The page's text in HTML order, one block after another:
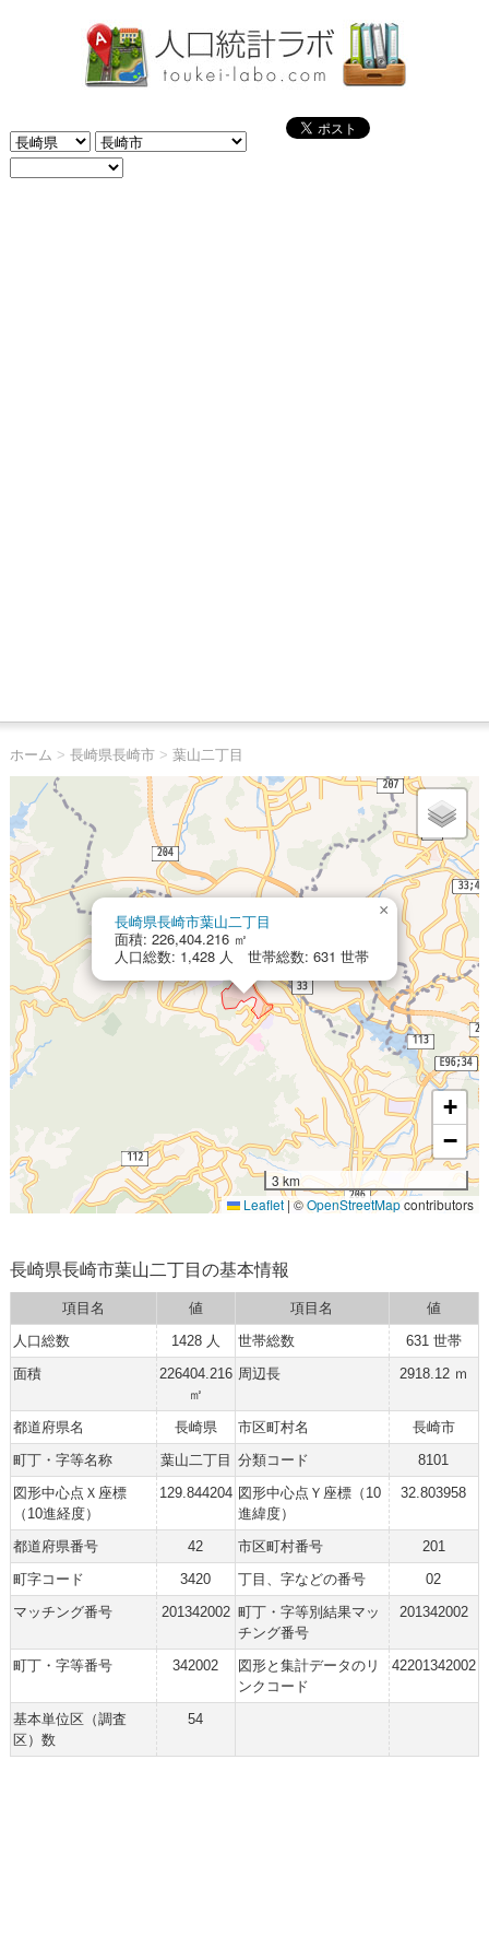
ホーム > 長崎県長崎市> 葉山二丁目
長崎県長崎市葉山二丁目
面積: 226,404.216 ㎡
人口総数: 1,428 人 世帯総数: 631 世帯
×
+
−
3 km
Leaflet | ©OpenStreetMapcontributors
長崎県長崎市葉山二丁目の基本情報
項目名 値 項目名
値
人口総数
1428 人 世帯総数
631 世帯
面積
226404.216
㎡
周辺長 2918.12 ｍ
都道府県名 長崎県 市区町村名
長崎市
町丁・字等名称
葉山二丁目 分類コード
8101
図形中心点Ｘ座標
（10進経度）
129.844204 図形中心点Ｙ座標（10
進緯度）
32.803958
都道府県番号 42 市区町村番号
201
町字コード
3420 丁目、字などの番号
02
マッチング番号
201342002 町丁・字等別結果マッ
チング番号
201342002
町丁・字等番号 342002
図形と集計データのリ
ンクコード
42201342002
基本単位区（調査
区）数
54